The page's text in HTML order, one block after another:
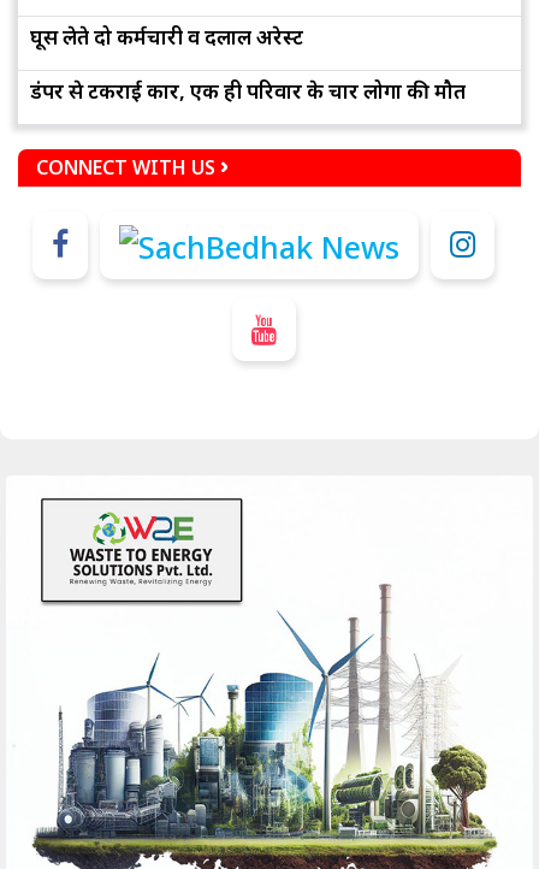
घूस लेते दो कर्मचारी व दलाल अरेस्ट
डंपर से टकराई कार, एक ही परिवार के चार लोगों की मौत
CONNECT WITH US